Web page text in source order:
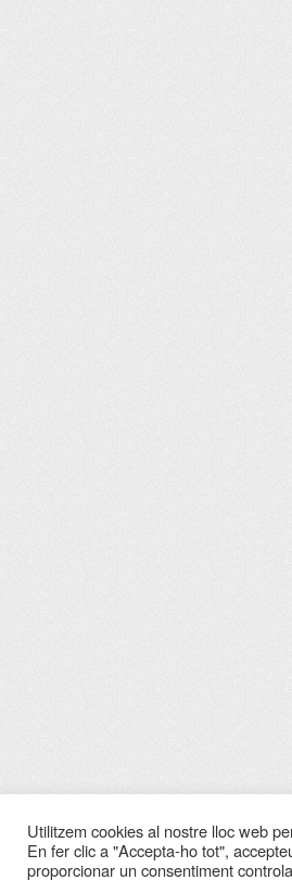
Utilitzem cookies al nostre lloc web
En fer clic a "Accepta-ho tot",
proporcionar un consentiment